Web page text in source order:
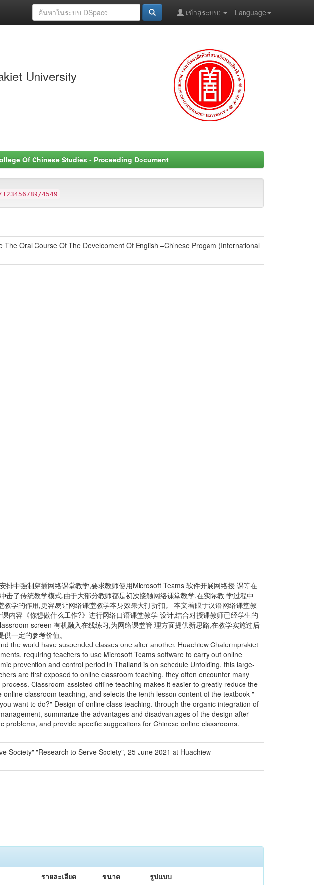
Language
เข้าสู่ระบบ:
University
Of Chinese Studies - Proceeding Document
4549
Oral Course Of The Development Of English –Chinese Progam (International
中强制穿插网络课堂教学,要求教师使用Microsoft Teams 软件开展网络授 课等在
了传统教学模式,由于大部分教师都是初次接触网络课堂教学,在实际教 学过程中
学的作用,更容易让网络课堂教学本身效果大打折扣。 本文着眼于汉语网络课堂教
内容《你想做什么工作?》进行网络口语课堂教学 设计,结合对授课教师已经学生的
screen 有机融入在线练习,为网络课堂管 理方面提供新思路,在教学实施过后
一定的参考价值。
the world have suspended classes one after another. Huachiew Chalermprakiet
requiring teachers to use Microsoft Teams software to carry out online
prevention and control period in Thailand is on schedule Unfolding, this large-
are first exposed to online classroom teaching, they often encounter many
Classroom-assisted offline teaching makes it easier to greatly reduce the
classroom teaching, and selects the tenth lesson content of the textbook "
want to do?" Design of online class teaching. through the organic integration of
summarize the advantages and disadvantages of the design after
and provide specific suggestions for Chinese online classrooms.
Society" "Research to Serve Society", 25 June 2021 at Huachiew
รายละเอียด ขนาด รูปแบบ